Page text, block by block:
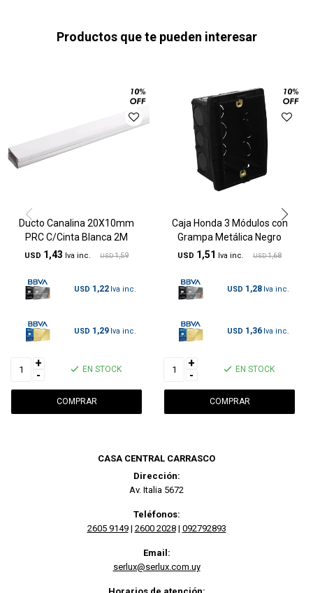
Productos que te pueden interesar
Ducto Canalina 20X10mm
PRC C/Cinta Blanca 2M
USD 1,43 USD 1,59
USD 1,22
USD 1,29
+
-
EN STOCK
Caja Honda 3 Módulos con
Grampa Metálica Negro
USD 1,51 USD 1,68
USD 1,28
USD 1,36
+
-
EN STOCK
CASA CENTRAL CARRASCO
Dirección:
Av. Italia 5672
Teléfonos:
2605 9149| 2600 2028| 092792893
Email:
serlux@serlux.com.uy